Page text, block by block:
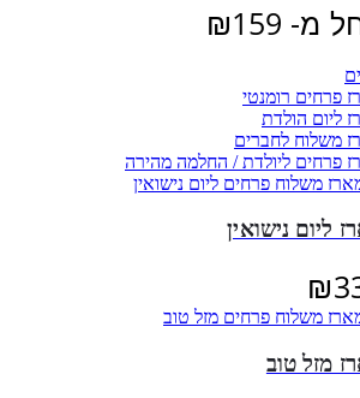
מ- ₪159
פרחים רומנטי
ליום הולדת
משלוח לחברים
פרחים ליולדת / החלמה מהירה
ליום נישואין
₪
מזל טוב